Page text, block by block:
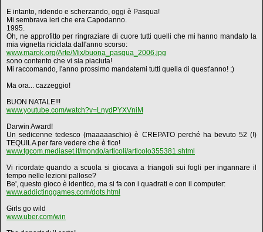
E intanto, ridendo e scherzando, oggi è Pasqua!
Mi sembrava ieri che era Capodanno.
1995.
Oh, ne approfitto per ringraziare di cuore tutti quelli che mi hanno mandato la
mia vignetta riciclata dall'anno scorso:
www.marok.org/Arte/Mix/buona_pasqua_2006.jpg
sono contento che vi sia piaciuta!
Mi raccomando, l'anno prossimo mandatemi tutti quella di quest'anno! ;)
Ma ora... cazzeggio!
BUON NATALE!!!
www.youtube.com/watch?v=LnydPYXVniM
Darwin Award!
Un sedicenne tedesco (maaaaaschio) è CREPATO perché ha bevuto 52 (!)
TEQUILA per fare vedere che è fico!
www.tgcom.mediaset.it/mondo/articoli/articolo355381.shtml
Vi ricordate quando a scuola si giocava a triangoli sui fogli per ingannare il
tempo nelle lezioni pallose?
Be', questo gioco è identico, ma si fa con i quadrati e con il computer:
www.addictinggames.com/dots.html
Girls go wild
www.uber.com/win